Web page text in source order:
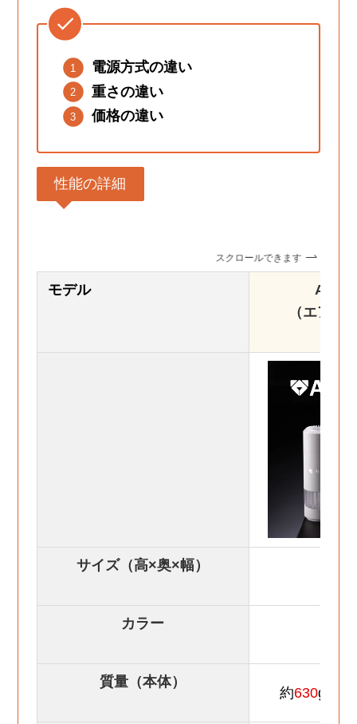
電源方式の違い
重さの違い
価格の違い
性能の詳細
スクロールできます
モデル
（エアド
サイズ（高×奥×幅）
カラー
質量（本体）
約630g